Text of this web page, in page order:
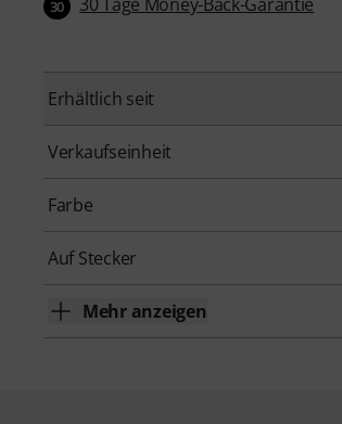
30
Erhältlich seit
Verkaufseinheit
Farbe
Auf Stecker
Mehr anzeigen